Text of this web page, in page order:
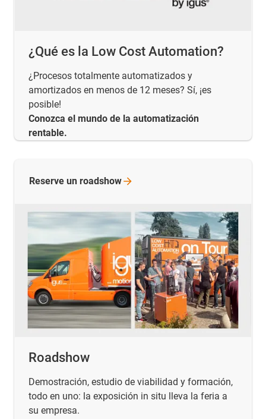
¿Qué es la Low Cost Automation?
¿Procesos totalmente automatizados y
amortizados en menos de 12 meses? Sí, ¡es
posible!
Conozca el mundo de la automatización
rentable.
Roadshow
Demostración, estudio de viabilidad y formación,
todo en uno: la exposición in situ lleva la feria a
su empresa.
Reserve un roadshow